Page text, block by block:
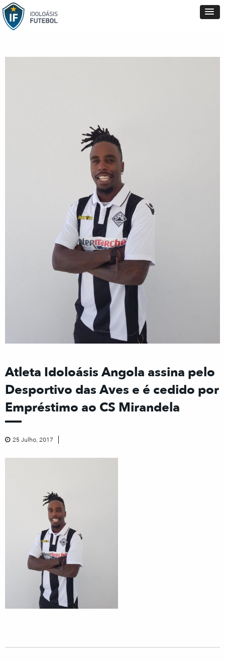
Atleta Idoloásis Angola assina pelo
Desportivo das Aves e é cedido por
Empréstimo ao CS Mirandela
25 Julho, 2017